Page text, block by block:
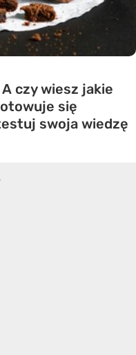
czy wiesz jakie
się
swoja wiedzę